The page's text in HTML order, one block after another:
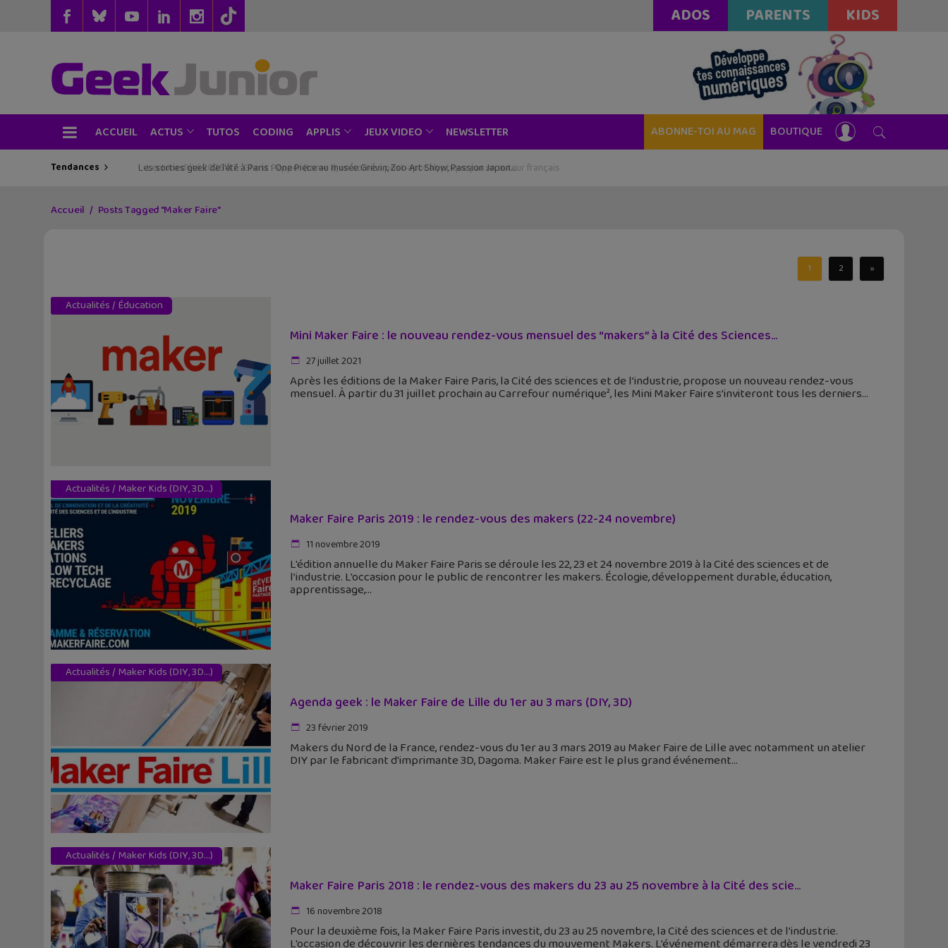
ADOS PARENTS KIDS
ACCUEIL ACTUS TUTOS CODING APPLIS JEUX VIDEO NEWSLETTER ABONNE-TOI AU MAG BOUTIQUE
Tendances Les sorties geek de l’été à Paris : One Piece au musée Grévin, Zoo Art Show, Passion Japon…
Accueil Posts Tagged "Maker Faire"
1 2 »
Actualités/ Éducation
Mini Maker Faire : le nouveau rendez-vous mensuel des “makers” à la Cité des Sciences...
27 juillet 2021
Après les éditions de la Maker Faire Paris, la Cité des sciences et de l’industrie, propose un nouveau rendez-vous
mensuel. À partir du 31 juillet prochain au Carrefour numérique², les Mini Maker Faire s’inviteront tous les derniers
Actualités/ Maker Kids (DIY, 3D...)
Maker Faire Paris 2019 : le rendez-vous des makers (22-24 novembre)
11 novembre 2019
L'édition annuelle du Maker Faire Paris se déroule les 22, 23 et 24 novembre 2019 à la Cité des sciences et de
l’industrie. L'occasion pour le public de rencontrer les makers. Écologie, développement durable, éducation,
apprentissage,
Actualités/ Maker Kids (DIY, 3D...)
Agenda geek : le Maker Faire de Lille du 1er au 3 mars (DIY, 3D)
23 février 2019
Makers du Nord de la France, rendez-vous du 1er au 3 mars 2019 au Maker Faire de Lille avec notamment un atelier
DIY par le fabricant d'imprimante 3D, Dagoma. Maker Faire est le plus grand événement
Actualités/ Maker Kids (DIY, 3D...)
Maker Faire Paris 2018 : le rendez-vous des makers du 23 au 25 novembre à la Cité des scie...
16 novembre 2018
Pour la deuxième fois, la Maker Faire Paris investit, du 23 au 25 novembre, la Cité des sciences et de l’industrie.
L'occasion de découvrir les dernières tendances du mouvement Makers. L'événement démarrera dès le vendredi 23